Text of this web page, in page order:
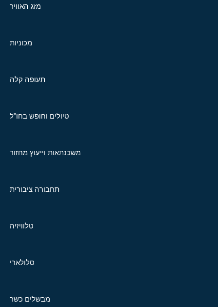
מזג האוויר
מכוניות
תעופה קלה
טיולים וחופש בחו"ל
משכנתאות וייעוץ מחזור
תחבורה ציבורית
טלוויזיה
סלולארי
מבשלים כשר